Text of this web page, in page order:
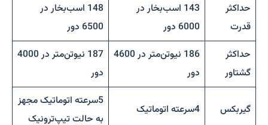
حداکثر
قدرت
143 اسب‌بخار در
6000 دور
148 اسب‌بخار در
6500 دور
حداکثر
گشتاور
186 نیوتن‌متر در 4600
دور
187 نیوتن‌متر در 4000
دور
گیربکس 4سرعته اتوماتیک
5سرعته اتوماتیک مجهز
به حالت تیپ‌ترونیک